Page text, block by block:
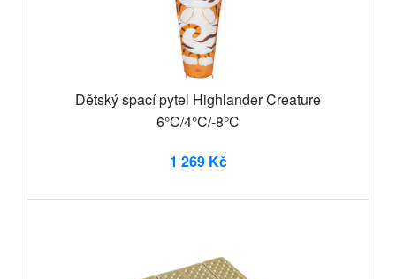
Dětský spací pytel Highlander Creature
6°C/4°C/-8°C
1 269 Kč